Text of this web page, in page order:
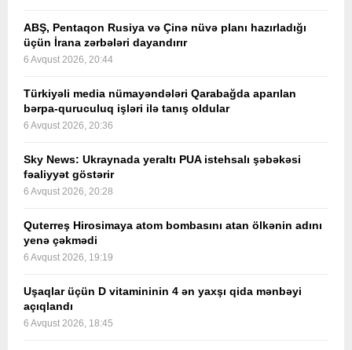
ABŞ, Pentaqon Rusiya və Çinə nüvə planı hazırladığı
üçün İrana zərbələri dayandırır
6 Avqust 2026, 20:44
Türkiyəli media nümayəndələri Qarabağda aparılan
bərpa-quruculuq işləri ilə tanış oldular
6 Avqust 2026, 20:36
Sky News: Ukraynada yeraltı PUA istehsalı şəbəkəsi
fəaliyyət göstərir
6 Avqust 2026, 20:28
Quterreş Hirosimaya atom bombasını atan ölkənin adını
yenə çəkmədi
6 Avqust 2026, 19:19
Uşaqlar üçün D vitamininin 4 ən yaxşı qida mənbəyi
açıqlandı
6 Avqust 2026, 18:45